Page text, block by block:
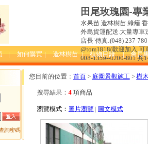
田尾玫瑰園-專
水果苗.造林樹苗.綠籬.
外島貨運配送.大量專車
店長˙傳真:(048) 237-
@tom1818(歡迎加入.
008-1359--0200-801 共
| 如何購買 | 造林樹苗 | 植物目錄 | 會員
詢密碼
您目前的位置： 首頁> 庭園景觀施工> 樹
搜尋結果： 4 項商品
瀏覽模式： 圖片瀏覽 | 圖文模式